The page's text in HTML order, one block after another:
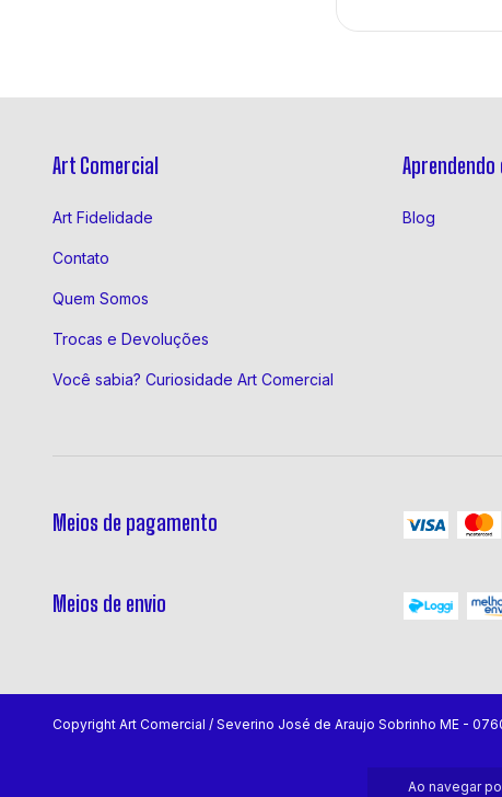
Ao navegar
Art Comercial
Art Fidelidade
Contato
Quem Somos
Trocas e Devoluções
Você sabia? Curiosidade Art Comercial
Blog
Meios de pagamento
Meios de envio
Copyright Art Comercial / Severino José de Araujo Sobrinho ME -